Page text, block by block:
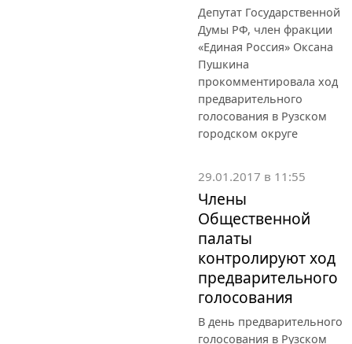
Депутат Государственной
Думы РФ, член фракции
«Единая Россия» Оксана
Пушкина
прокомментировала ход
предварительного
голосования в Рузском
городском округе
29.01.2017 в 11:55
Члены
Общественной
палаты
контролируют ход
предварительного
голосования
В день предварительного
голосования в Рузском